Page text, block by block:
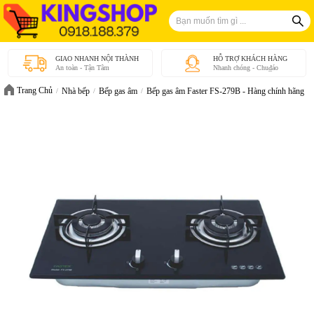
GIAO NHANH NỘI THÀNH
An toàn - Tận Tâm
HỖ TRỢ KHÁCH HÀNG
Nhanh chóng - Chu₫áo
Trang Chủ Nhà bếp Bếp gas âm Bếp gas âm Faster FS-279B - Hàng chính hãng